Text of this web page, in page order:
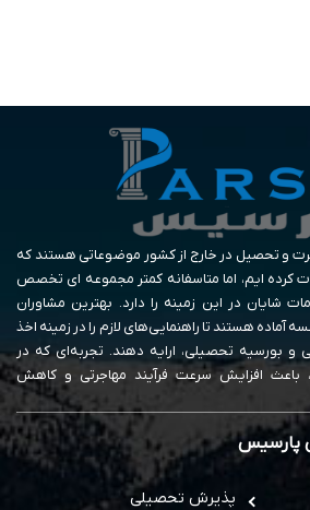
و تحصیل در خارج از کشور موضوعاتی هستند که
کرده ایم، اما متاسفانه کمتر مجموعه ای تخصص
شایان در این زمینه را دارد. بهترین مشاوران
آماده هستند تا راهنمایی‌های لازم را در زمینه اخذ
و بورسیه تحصیلی، ارایه دهند. تجربه‌ای که در
باعث افزایش سرعت فرآیند مهاجرتی و کاهش
پارسیس
پذیرش تحصیلی